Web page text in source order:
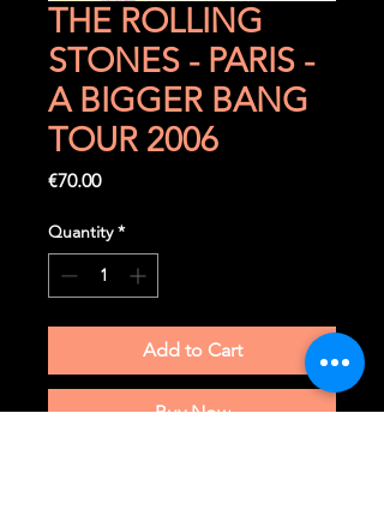
THE ROLLING
STONES - PARIS -
A BIGGER BANG
TOUR 2006
€70.00Price
Quantity *
Add to Cart
Buy Now